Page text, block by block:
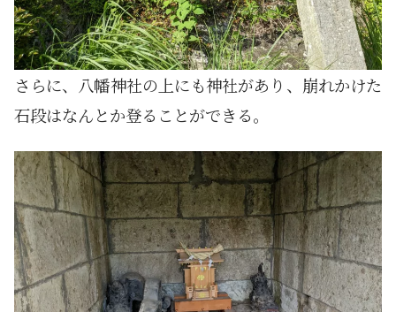
さらに、八幡神社の上にも神社があり、崩れかけた
石段はなんとか登ることができる。